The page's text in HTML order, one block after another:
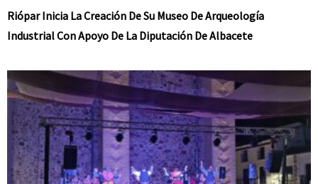
Riópar Inicia La Creación De Su Museo De Arqueología
Industrial Con Apoyo De La Diputación De Albacete